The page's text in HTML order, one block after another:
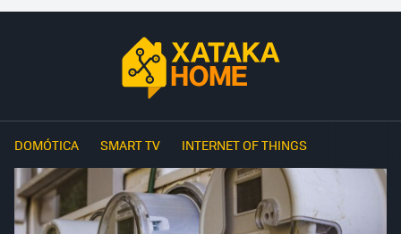
DOMÓTICA SMART TV INTERNET OF THINGS